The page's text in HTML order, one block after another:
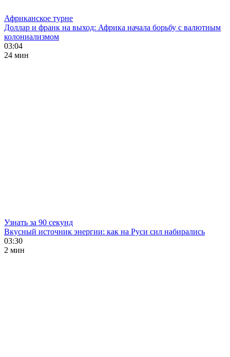
Африканское турне
Доллар и франк на выход: Африка начала борьбу с валютным
колониализмом
03:04
24 мин
Узнать за 90 секунд
Вкусный источник энергии: как на Руси сил набирались
03:30
2 мин